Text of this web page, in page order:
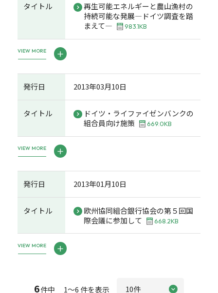
タイトル
再生可能エネルギーと農山漁村の
持続可能な発展―ドイツ調査を踏
まえて―
983.1KB
VIEW MORE
発行日 2013年03月10日
タイトル
ドイツ・ライファイゼンバンクの
組合員向け施策
669.0KB
VIEW MORE
発行日 2013年01月10日
タイトル
欧州協同組合銀行協会の第５回国
際会議に参加して
668.2KB
VIEW MORE
6件中 1～6 件を表示